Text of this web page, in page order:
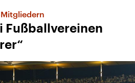
Fußballvereinen